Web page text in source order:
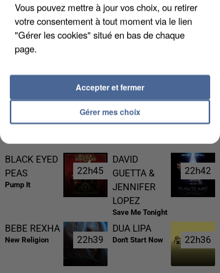
COULÉE DE BOUE EN HAUTE-SAVOIE
BLACK EYED
PEAS
Pump It
22h45
22h45
DAVID
GUETTA &
JENNIFER
LOPEZ
Save Me Tonight
22h42
22h42
BEBE REXHA
New Religion 22h39
22h39
DUA LIPA
Don't Start Now 22h36
22h36
Vous pouvez mettre à jour vos choix, ou retirer
votre consentement à tout moment via le lien
"Gérer les cookies" situé en bas de chaque
page.
Gérer mes choix
Accepter et fermer